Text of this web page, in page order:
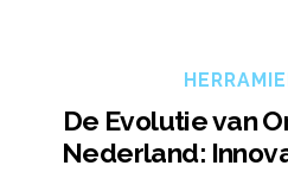
De Evolutie van
Nederland: